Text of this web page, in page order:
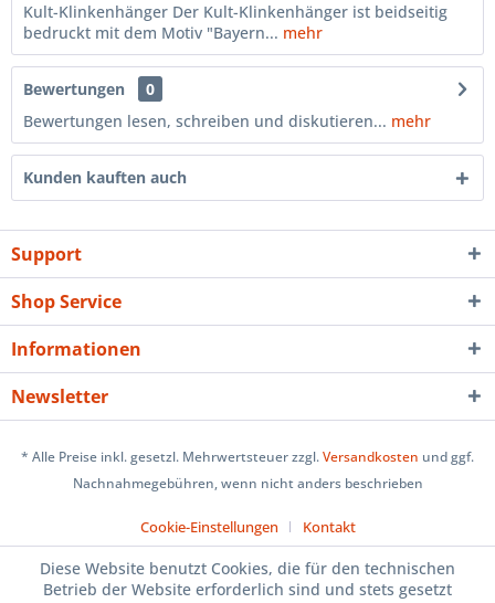
Kult-Klinkenhänger Der Kult-Klinkenhänger ist beidseitig
bedruckt mit dem Motiv "Bayern... mehr
Bewertungen
0
Bewertungen lesen, schreiben und diskutieren... mehr
Kunden kauften auch
Support
Shop Service
Informationen
Newsletter
* Alle Preise inkl. gesetzl. Mehrwertsteuer zzgl.Versandkosten und ggf.
Nachnahmegebühren, wenn nicht anders beschrieben
Cookie-Einstellungen Kontakt
Diese Website benutzt Cookies, die für den technischen
Betrieb der Website erforderlich sind und stets gesetzt